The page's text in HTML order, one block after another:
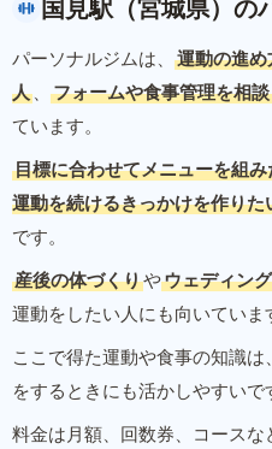
国見駅（宮城県）の
パーソナルジムは、
運動の進
人 、 フォームや食事管理を相
ています。
目標に合わせてメニューを組み
運動を続けるきっかけを作りた
です。
産後の体づくりやウェディン
運動をしたい人にも向いていま
ここで得た運動や食事の知識
をするときにも活かしやすいで
料金は月額、回数券、コース